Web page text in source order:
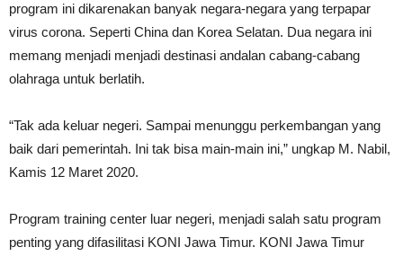
program ini dikarenakan banyak negara-negara yang terpapar
virus corona. Seperti China dan Korea Selatan. Dua negara ini
memang menjadi menjadi destinasi andalan cabang-cabang
olahraga untuk berlatih.
“Tak ada keluar negeri. Sampai menunggu perkembangan yang
baik dari pemerintah. Ini tak bisa main-main ini,” ungkap M. Nabil,
Kamis 12 Maret 2020.
Program training center luar negeri, menjadi salah satu program
penting yang difasilitasi KONI Jawa Timur. KONI Jawa Timur